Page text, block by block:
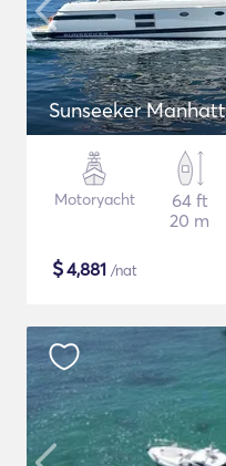
Sunseeker
Motoryacht
64 ft
20 m
$4,881 /nat